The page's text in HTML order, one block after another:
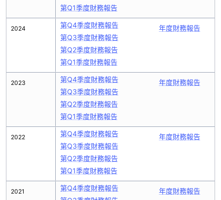
2024
2023
2022
2021
第Q1季度財務報告
第Q4季度財務報告
第Q3季度財務報告
第Q2季度財務報告
第Q1季度財務報告
年度財務報告
第Q4季度財務報告
第Q3季度財務報告
第Q2季度財務報告
第Q1季度財務報告
年度財務報告
第Q4季度財務報告
第Q3季度財務報告
第Q2季度財務報告
第Q1季度財務報告
年度財務報告
第Q4季度財務報告
年度財務報告